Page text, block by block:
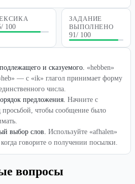
/ 100
ЗАДАНИЕ
ВЫПОЛНЕНО
91/ 100
и сказуемого. «hebben»
— с «ik» глагол принимает форму
числа.
предложения. Начните с
чтобы сообщение было
выбор слов. Используйте «afhalen»
говорите о получении посылки.
вопросы